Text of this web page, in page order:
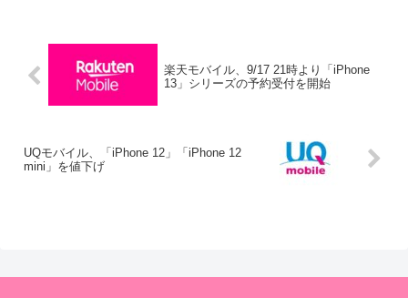
楽天モバイル、9/17 21時より「iPhone
13」シリーズの予約受付を開始
UQモバイル、「iPhone 12」「iPhone 12
mini」を値下げ